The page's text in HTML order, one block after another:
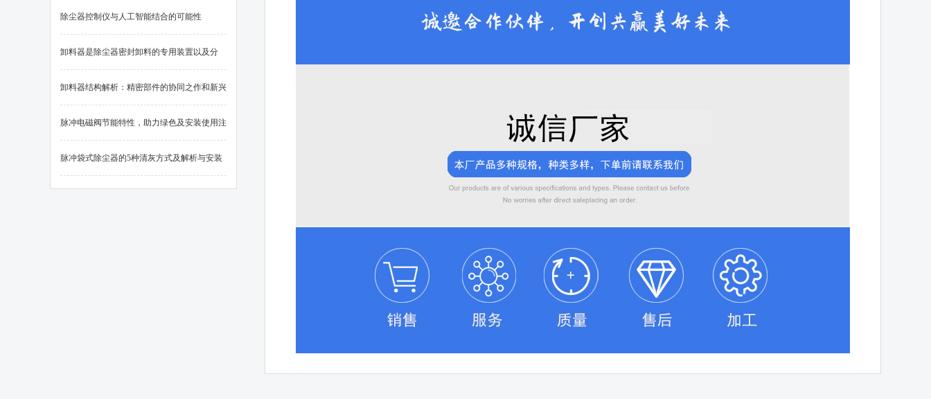
除尘器控制仪与人工智能结合的可能性
卸料器是除尘器密封卸料的专用装置以及分
类、性能评估与行业应用案例
卸料器结构解析：精密部件的协同之作和新兴
技术在上的应用
脉冲电磁阀节能特性，助力绿色及安装使用注
意事项
脉冲袋式除尘器的5种清灰方式及解析与安装